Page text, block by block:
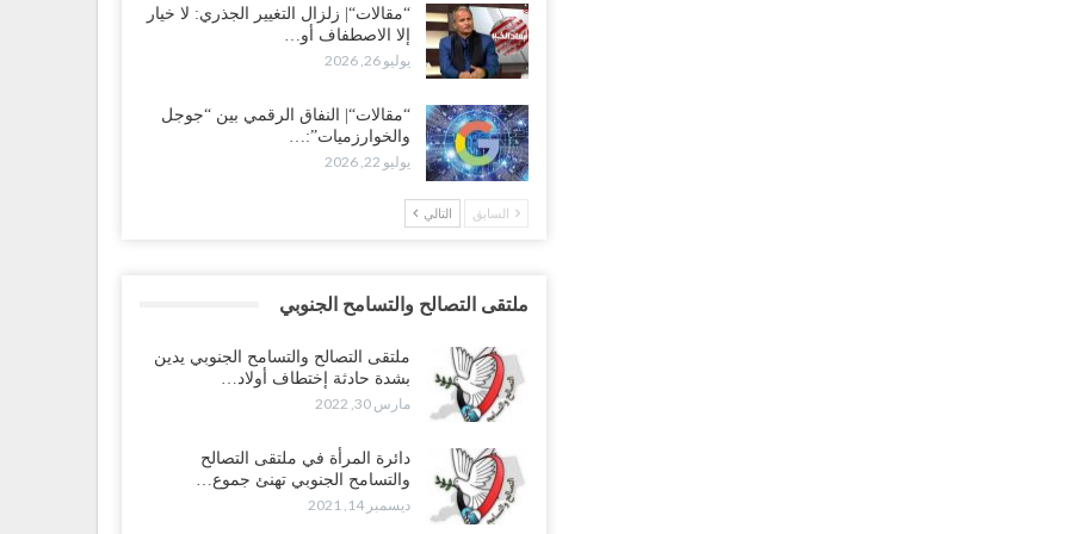
“مقالات“| زلزال التغيير الجذري: لا خيار
إلا الاصطفاف أو…
يوليو 26, 2026
“مقالات“| النفاق الرقمي بين “جوجل
والخوارزميات”:…
يوليو 22, 2026
السابق التالي
ملتقى التصالح والتسامح الجنوبي
ملتقى التصالح والتسامح الجنوبي يدين
بشدة حادثة إختطاف أولاد…
مارس 30, 2022
دائرة المرأة في ملتقى التصالح
والتسامح الجنوبي تهنئ جموع…
ديسمبر 14, 2021